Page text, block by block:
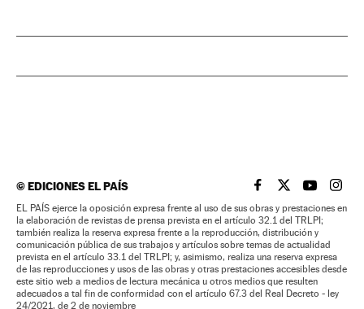
©EDICIONES EL PAÍS EL PAÍS BRASIL EN
EL PAÍSEL PAÍS
EL
EL PAÍS ejerce la oposición expresa frente al uso de sus obras y prestaciones en
la elaboración de revistas de prensa prevista en el artículo 32.1 del TRLPI;
también realiza la reserva expresa frente a la reproducción, distribución y
comunicación pública de sus trabajos y artículos sobre temas de actualidad
prevista en el artículo 33.1 del TRLPI; y, asimismo, realiza una reserva expresa
de las reproducciones y usos de las obras y otras prestaciones accesibles desde
este sitio web a medios de lectura mecánica u otros medios que resulten
adecuados a tal fin de conformidad con el artículo 67.3 del Real Decreto - ley
24/2021, de 2 de noviembre